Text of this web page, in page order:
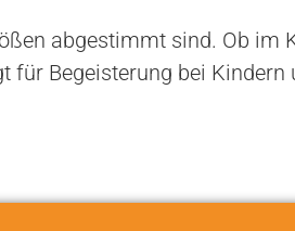
abgestimmt sind. Ob im
Begeisterung bei Kindern